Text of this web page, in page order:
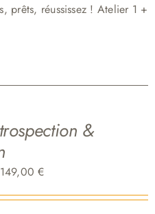
prêts, réussissez ! Atelier 1 +
&
149,00€Plage